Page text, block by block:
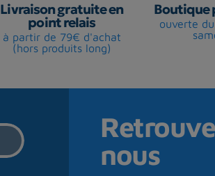
Livraison gratuite en
point relais
à partir de 79€ d'achat
(hors produits long)
Boutique
ouverte
nous